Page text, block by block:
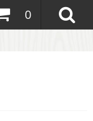
0